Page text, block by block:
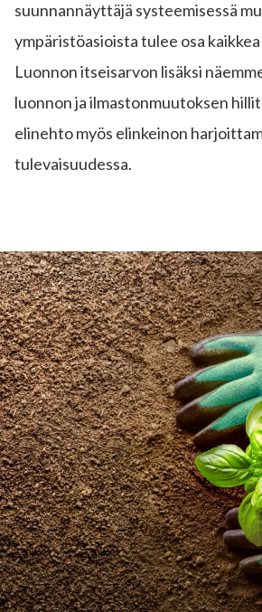
suunnannäyttäjä systeemisessä
ympäristöasioista tulee osa
Luonnon itseisarvon lisäksi
luonnon ja ilmastonmuutoksen
elinehto myös elinkeinon
tulevaisuudessa.